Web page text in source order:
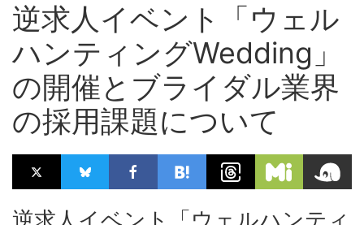
逆求人イベント「ウェル
ハンティングWedding」
の開催とブライダル業界
の採用課題について